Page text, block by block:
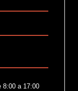
8:00 a 17:00